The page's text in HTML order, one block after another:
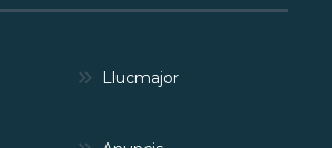
Llucmajor